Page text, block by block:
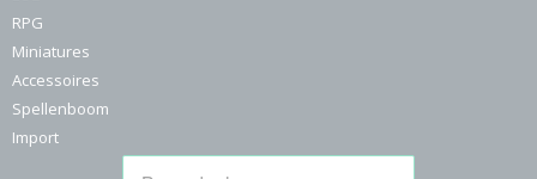
RPG
Miniatures
Accessoires
Spellenboom
Import